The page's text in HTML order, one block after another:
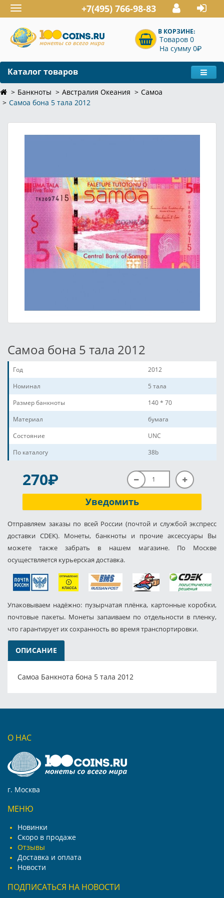
Toggle
navigation
+7(495) 766-98-83
В КОРЗИНЕ:
Товаров 0
На сумму 0P
Каталог товаров
Банкноты Австралия Океания
Самоа
Самоа бона 5 тала 2012
Самоа бона 5 тала 2012
Год
2012
Номинал
5 тала
Размер банкноты
140 * 70
Материал
бумага
Состояние
UNC
По каталогу
38b
270P
Уведомить
Отправляем заказы по всей России (почтой и службой экспресс
доставки CDEK). Монеты, банкноты и прочие аксессуары Вы
можете также забрать в нашем магазине. По Москве
осуществляется курьерская доставка.
Упаковываем надёжно: пузырчатая плёнка, картонные коробки,
почтовые пакеты. Монеты запаиваем по отдельности в пленку,
что гарантирует их сохранность во время транспортировки.
ОПИСАНИЕ
Самоа Банкнота бона 5 тала 2012
О НАС
г. Москва
МЕНЮ
Новинки
Скоро в продаже
Отзывы
Доставка и оплата
Новости
ПОДПИСАТЬСЯ НА НОВОСТИ